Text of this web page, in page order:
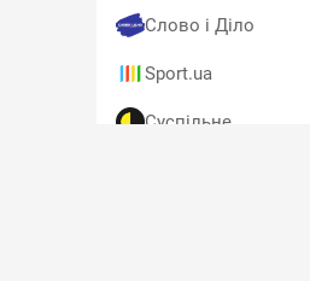
Слово і Діло
Sport.ua
Суспільне